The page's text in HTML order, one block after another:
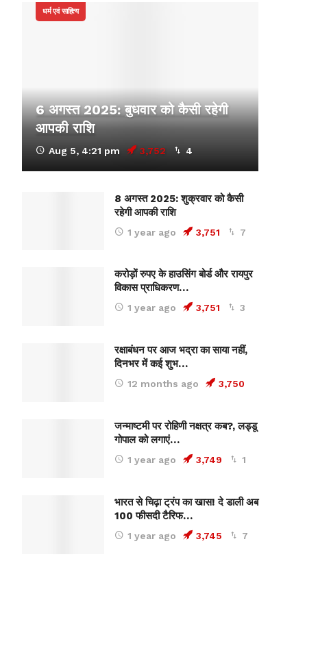
धर्म एवं साहित्य
6 अगस्त 2025: बुधवार को कैसी रहेगी
आपकी राशि
Aug 5, 4:21 pm 3,752 4
8 अगस्त 2025: शुक्रवार को कैसी
रहेगी आपकी राशि
1 year ago 3,751 7
करोड़ों रुपए के हाउसिंग बोर्ड और रायपुर
विकास प्राधिकरण…
1 year ago 3,751 3
रक्षाबंधन पर आज भद्रा का साया नहीं,
दिनभर में कई शुभ…
12 months ago 3,750
जन्माष्टमी पर रोहिणी नक्षत्र कब?, लड्डू
गोपाल को लगाएं…
1 year ago 3,749 1
भारत से चिढ़ा ट्रंप का खास! दे डाली अब
100 फीसदी टैरिफ…
1 year ago 3,745 7